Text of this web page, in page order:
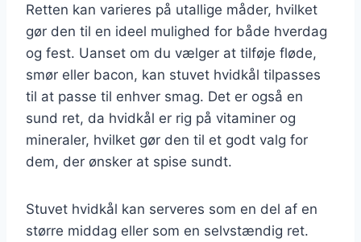
Retten kan varieres på utallige måder, hvilket
gør den til en ideel mulighed for både hverdag
og fest. Uanset om du vælger at tilføje fløde,
smør eller bacon, kan stuvet hvidkål tilpasses
til at passe til enhver smag. Det er også en
sund ret, da hvidkål er rig på vitaminer og
mineraler, hvilket gør den til et godt valg for
dem, der ønsker at spise sundt.
Stuvet hvidkål kan serveres som en del af en
større middag eller som en selvstændig ret.